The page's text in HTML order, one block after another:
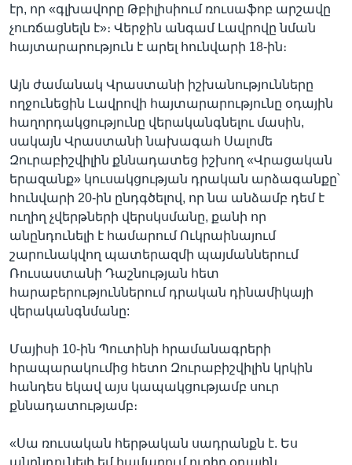
էր, որ «գլխավորը Թբիլիսիում ռուսաֆոբ արշավը
չուռճացնելն է»։ Վերջին անգամ Լավրովը նման
հայտարարություն է արել հունվարի 18-ին։
Այն ժամանակ Վրաստանի իշխանությունները
ողջունեցին Լավրովի հայտարարությունը օդային
հաղորդակցությունը վերականգնելու մասին,
սակայն Վրաստանի նախագահ Սալոմե
Զուրաբիշվիլին քննադատեց իշխող «Վրացական
երազանք» կուսակցության դրական արձագանքը՝
հունվարի 20-ին ընդգծելով, որ նա անձամբ դեմ է
ուղիղ չվերթների վերսկսմանը, քանի որ
անընդունելի է համարում Ուկրաինայում
շարունակվող պատերազմի պայմաններում
Ռուսաստանի Դաշնության հետ
հարաբերություններում դրական դինամիկայի
վերականգնմանը:
Մայիսի 10-ին Պուտինի հրամանագրերի
հրապարակումից հետո Զուրաբիշվիլին կրկին
հանդես եկավ այս կապակցությամբ սուր
քննադատությամբ։
«Սա ռուսական հերթական սադրանքն է. Ես
անընդունելի եմ համարում ուղիղ օդային